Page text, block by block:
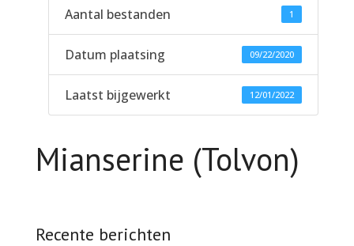
Aantal bestanden 1
Datum plaatsing 09/22/2020
Laatst bijgewerkt 12/01/2022
Mianserine (Tolvon)
Recente berichten